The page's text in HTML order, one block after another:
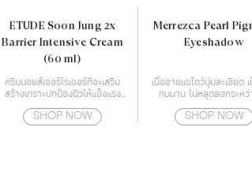
ETUDE Soon Jung 2x
Barrier Intensive Cream
(60 ml)
ครีมมอยส์เจอร์ไรเซอร์ที่จะเสริม
สร้างเกราะปกป้องผิวให้แข็งแรง
SHOP NOW
Merrezca Pearl
Eyeshadow
เนื้ออายแชโดว์นุ่มละเอียด
ทนนาน ไม่หลุดลอกระหว่
SHOP NOW